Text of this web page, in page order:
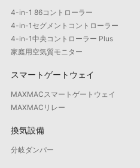
4-in-1 86コントローラー
4-in-1セグメントコントローラー
4-in-1中央コントローラー Plus
家庭用空気質モニター
スマートゲートウェイ
MAXMACスマートゲートウェイ
MAXMACリレー
換気設備
分岐ダンパー